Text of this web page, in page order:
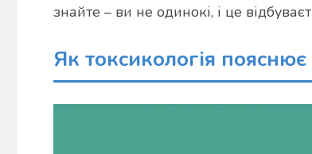
знайте – ви не одинокі, і це
Як токсикологія пояснює